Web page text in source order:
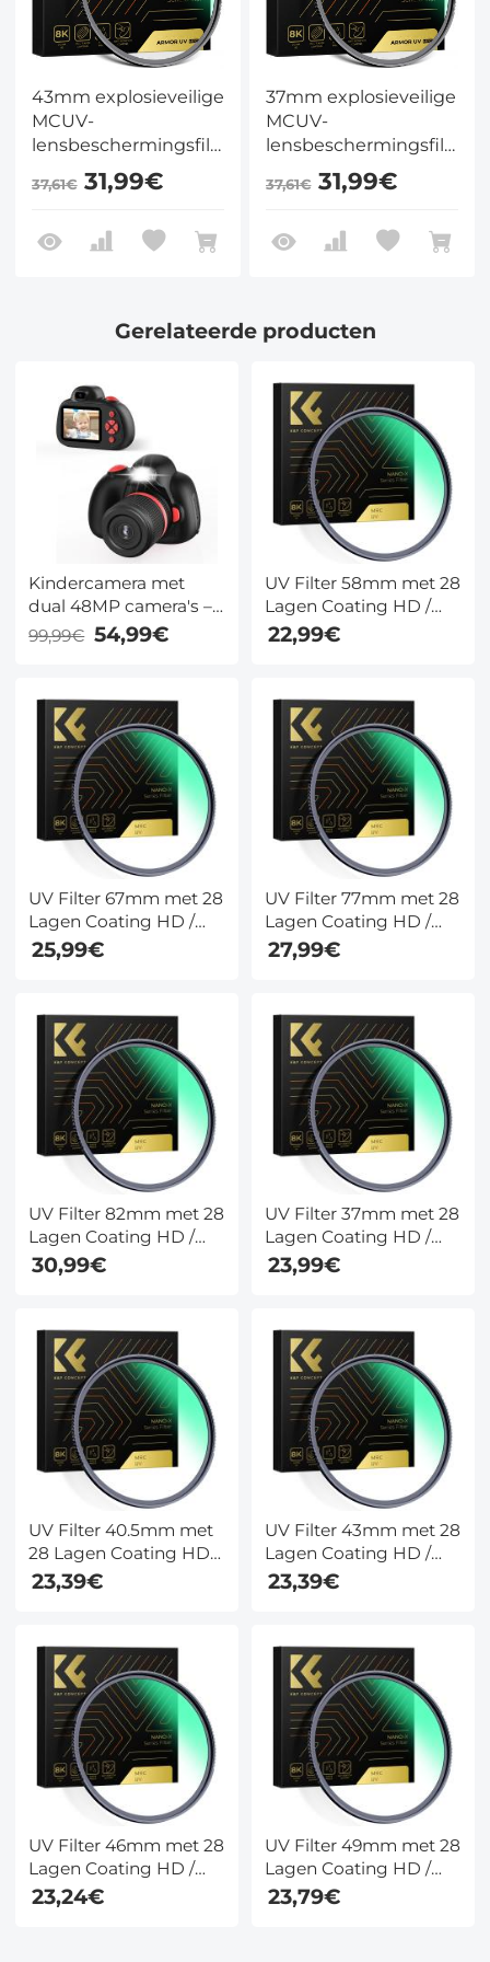
43mm explosieveilige
MCUV-
lensbeschermingsfilter
28 meerlaagse
coatings Ultraslanke
krasbestendige
37,61€31,99€
37mm explosieveilige
MCUV-
lensbeschermingsfilter
28 meerlaagse
coatings Ultraslanke
krasbestendige
37,61€31,99€
Gerelateerde producten
Kindercamera met
dual 48MP camera's –
autofocus, 30 frames, 6
filters, schokbestendig
3-12 jaar – Kentfaith
99,99€ 54,99€
UV Filter 58mm met 28
Lagen Coating HD /
Hydrofoob /
Krasbestendig - Nano
22,99€
UV Filter 67mm met 28
Lagen Coating HD /
Hydrofoob /
Krasbestendig - Nano
25,99€
UV Filter 77mm met 28
Lagen Coating HD /
Hydrofoob /
Krasbestendig - Nano
27,99€
UV Filter 82mm met 28
Lagen Coating HD /
Hydrofoob /
30,99€
UV Filter 37mm met 28
Lagen Coating HD /
Hydrofoob /
23,99€
UV Filter 40.5mm met
28 Lagen Coating HD /
Hydrofoob /
Krasbestendig - Nano
23,39€
UV Filter 43mm met 28
Lagen Coating HD /
Hydrofoob /
Krasbestendig - Nano
23,39€
UV Filter 46mm met 28
Lagen Coating HD /
Hydrofoob /
Krasbestendig - Nano
23,24€
UV Filter 49mm met 28
Lagen Coating HD /
Hydrofoob /
Krasbestendig - Nano
23,79€